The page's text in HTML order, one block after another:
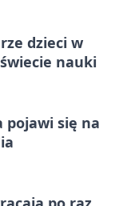
dzieci w
nauki
pojawi się na